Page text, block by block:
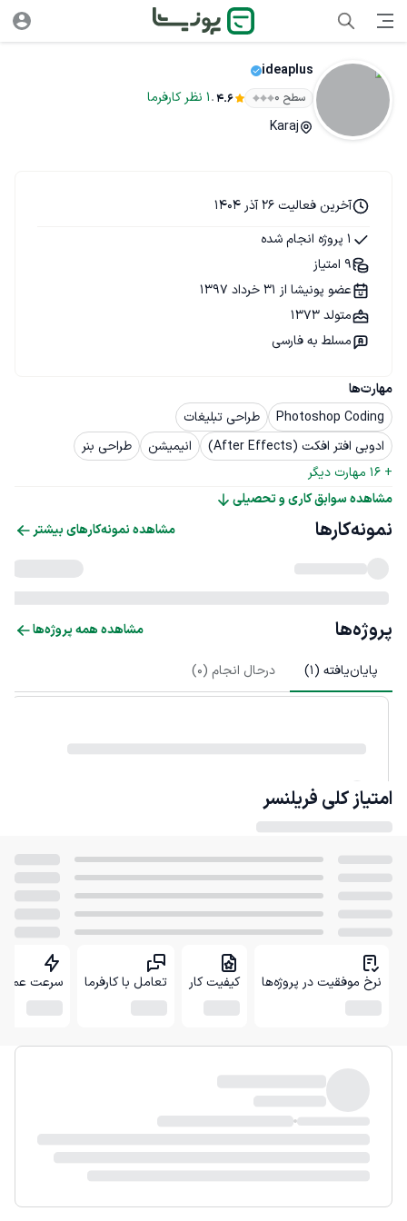
ideaplus
سطح ۰ 4.6
.
1 نظر کارفرما
Karaj
مهارت‌ها
Photoshop Coding
طراحی تبلیغات
ادوبی افتر افکت (After Effects)
انیمیشن
طراحی بنر
+
16 مهارت دیگر
مشاهده سوابق کاری و تحصیلی
آخرین فعالیت 26 آذر 1404
1 پروژه انجام شده
9 امتیاز
عضو پونیشا از 31 خرداد 1397
متولد 1373
مسلط به فارسی
نمونه‌کارها مشاهده نمونه‌کارهای بیشتر
پروژه‌ها مشاهده همه پروژه‌ها
پایان‌یافته (1
) درحال انجام (0
)
امتیاز کلی فریلنسر
نرخ موفقیت در پروژه‌ها کیفیت کار تعامل با کارفرما سرعت عمل